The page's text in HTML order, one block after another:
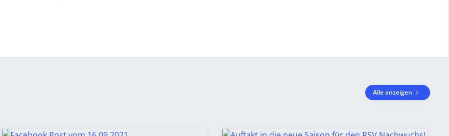
Alle anzeigen